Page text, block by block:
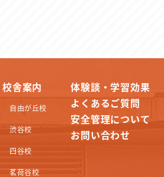
校舎案内
自由が丘校
渋谷校
四谷校
茗荷谷校
体験談・学習効果
よくあるご質問
安全管理について
お問い合わせ